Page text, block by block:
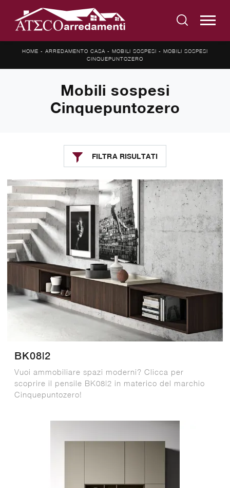
HOME - ARREDAMENTO CASA - MOBILI SOSPESI - MOBILI SOSPESI
CINQUEPUNTOZERO
Mobili sospesi
Cinquepuntozero
FILTRA RISULTATI
BK08|2
Vuoi ammobiliare spazi moderni? Clicca per
scoprire il pensile BK08|2 in materico del marchio
Cinquepuntozero!